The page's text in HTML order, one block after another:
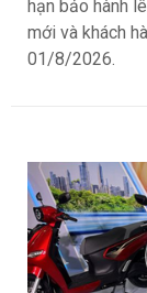
hạn bảo hành
mới và khách
01/8/2026.